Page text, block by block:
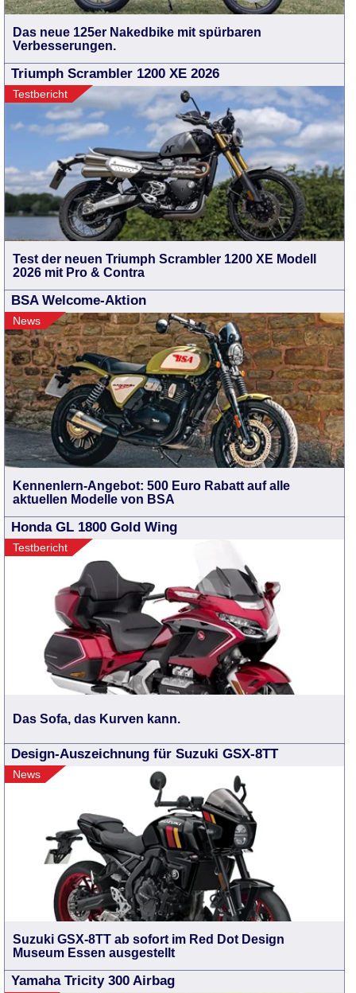
Das neue 125er Nakedbike mit spürbaren
Verbesserungen.
Triumph Scrambler 1200 XE 2026
Testbericht
Test der neuen Triumph Scrambler 1200 XE Modell
2026 mit Pro & Contra
BSA Welcome-Aktion
News
Kennenlern-Angebot: 500 Euro Rabatt auf alle
aktuellen Modelle von BSA
Honda GL 1800 Gold Wing
Testbericht
Das Sofa, das Kurven kann.
Design-Auszeichnung für Suzuki GSX-8TT
News
Suzuki GSX-8TT ab sofort im Red Dot Design
Museum Essen ausgestellt
Yamaha Tricity 300 Airbag